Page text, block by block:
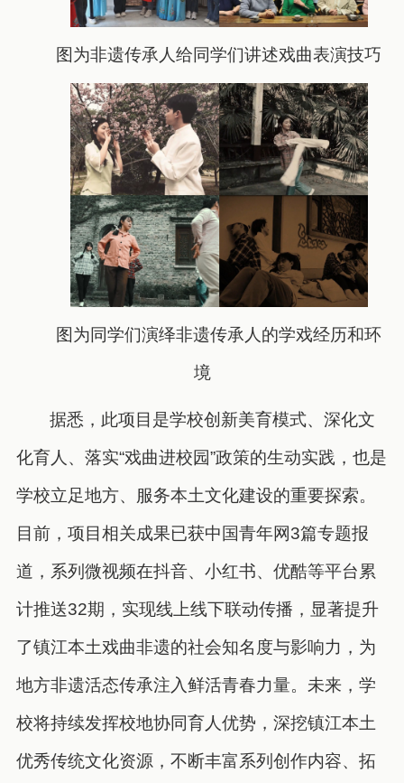
图为非遗传承人给同学们讲述戏曲表演技巧
图为同学们演绎非遗传承人的学戏经历和环
境
据悉，此项目是学校创新美育模式、深化文
化育人、落实“戏曲进校园”政策的生动实践，也是
学校立足地方、服务本土文化建设的重要探索。
目前，项目相关成果已获中国青年网3篇专题报
道，系列微视频在抖音、小红书、优酷等平台累
计推送32期，实现线上线下联动传播，显著提升
了镇江本土戏曲非遗的社会知名度与影响力，为
地方非遗活态传承注入鲜活青春力量。未来，学
校将持续发挥校地协同育人优势，深挖镇江本土
优秀传统文化资源，不断丰富系列创作内容、拓